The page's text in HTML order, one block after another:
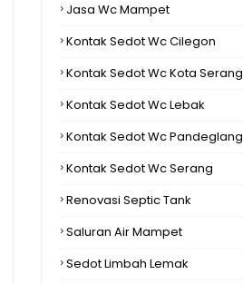
Jasa Wc Mampet
Kontak Sedot Wc Cilegon
Kontak Sedot Wc Kota Serang
Kontak Sedot Wc Lebak
Kontak Sedot Wc Pandeglang
Kontak Sedot Wc Serang
Renovasi Septic Tank
Saluran Air Mampet
Sedot Limbah Lemak